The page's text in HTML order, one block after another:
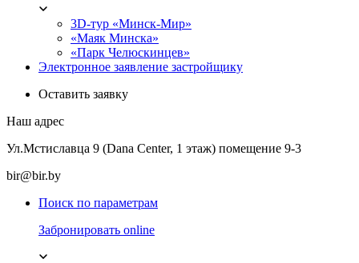
3D-тур «Минск-Мир»
«Маяк Минска»
«Парк Челюскинцев»
Электронное заявление застройщику
Оставить заявку
Наш адрес
Ул.Мстиславца 9 (Dana Center, 1 этаж) помещение 9-3
bir@bir.by
Поиск по параметрам
Забронировать online